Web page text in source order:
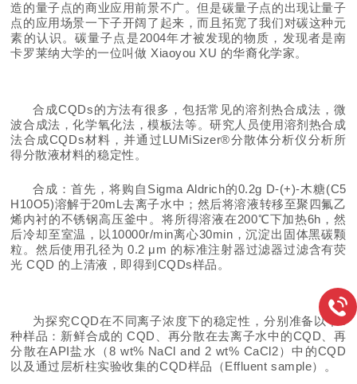
造的量子点的商业应用前景不广。但是碳量子点的出现让量子
点的应用场景一下子开阔了起来，而且拓宽了我们对碳这种元
素的认识。碳量子点是2004年才被发现的物质，发现者是南
卡罗莱纳大学的一位叫做 Xiaoyou XU 的华裔化学家。
合成CQDs的方法有很多，包括常见的溶剂热合成法，微
波合成法，化学氧化法，模板法等。研究人员使用溶剂 热合成
法合成CQDs材料，并通过LUMiSizer®分散体分析仪分析所
得分散液材料的稳定性。
合成：首先，将购自Sigma Aldrich的0.2g D-(+)-木糖(C5
H10O5)溶解于20mL去离子水中； 然后将溶液转移至聚四氟乙
烯内衬的不锈钢高压釜中。将所得溶液在200℃下加热6h，然
后冷却至室温，以10000r/min离心30min，沉淀出固体黑碳颗
粒。 然后使用孔径为 0.2 μm 的标准注射器过滤器过滤含有荧
光 CQD 的上清液，即得到CQDs样品。
为探究CQD在不同离子浓度下的稳定性，分别准备以下4
种样品：新鲜合成的 CQD、再分散在去离子水中的CQD、再
分散在API盐水（8 wt% NaCl and 2 wt% CaCl2）中的CQD
以及通过层析柱实验收集的CQD样品（Effluent sample）。